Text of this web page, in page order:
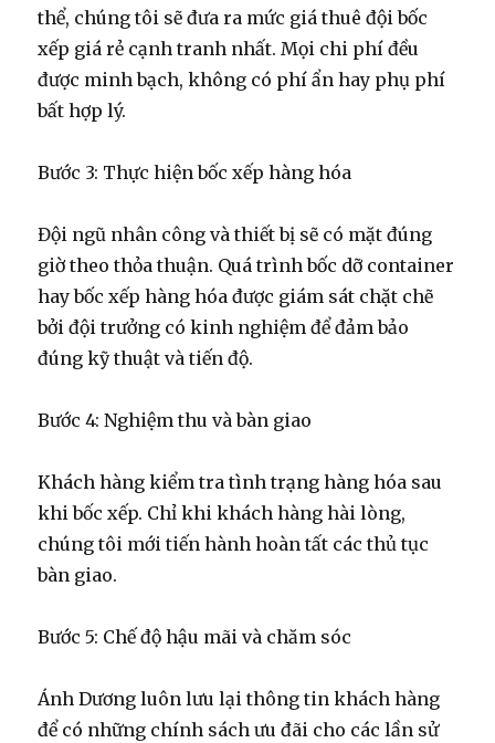
thể, chúng tôi sẽ đưa ra mức giáthuê đội bốc
xếp giá rẻ cạnh tranh nhất. Mọi chi phí đều
được minh bạch, không có phí ẩn hay phụ phí
bất hợp lý.
Bước 3: Thực hiện bốc xếp hàng hóa
Đội ngũ nhân công và thiết bị sẽ có mặt đúng
giờ theo thỏa thuận. Quá trìnhbốc dỡ container
hay bốc xếp hàng hóa được giám sát chặt chẽ
bởi đội trưởng có kinh nghiệm để đảm bảo
đúng kỹ thuật và tiến độ.
Bước 4: Nghiệm thu và bàn giao
Khách hàng kiểm tra tình trạng hàng hóa sau
khi bốc xếp. Chỉ khi khách hàng hài lòng,
chúng tôi mới tiến hành hoàn tất các thủ tục
bàn giao.
Bước 5: Chế độ hậu mãi và chăm sóc
Ánh Dương luôn lưu lại thông tin khách hàng
để có những chính sách ưu đãi cho các lần sử